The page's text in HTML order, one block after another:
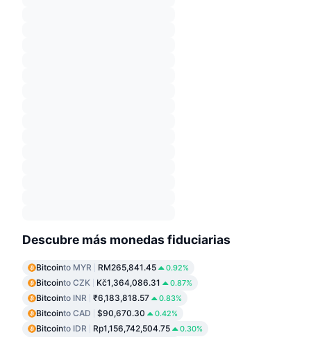
Descubre más monedas fiduciarias
Bitcointo MYR RM265,841.45 0.92%
Bitcointo CZK Kč1,364,086.31 0.87%
Bitcointo INR ₹6,183,818.57 0.83%
Bitcointo CAD $90,670.30 0.42%
Bitcointo IDR Rp1,156,742,504.75 0.30%